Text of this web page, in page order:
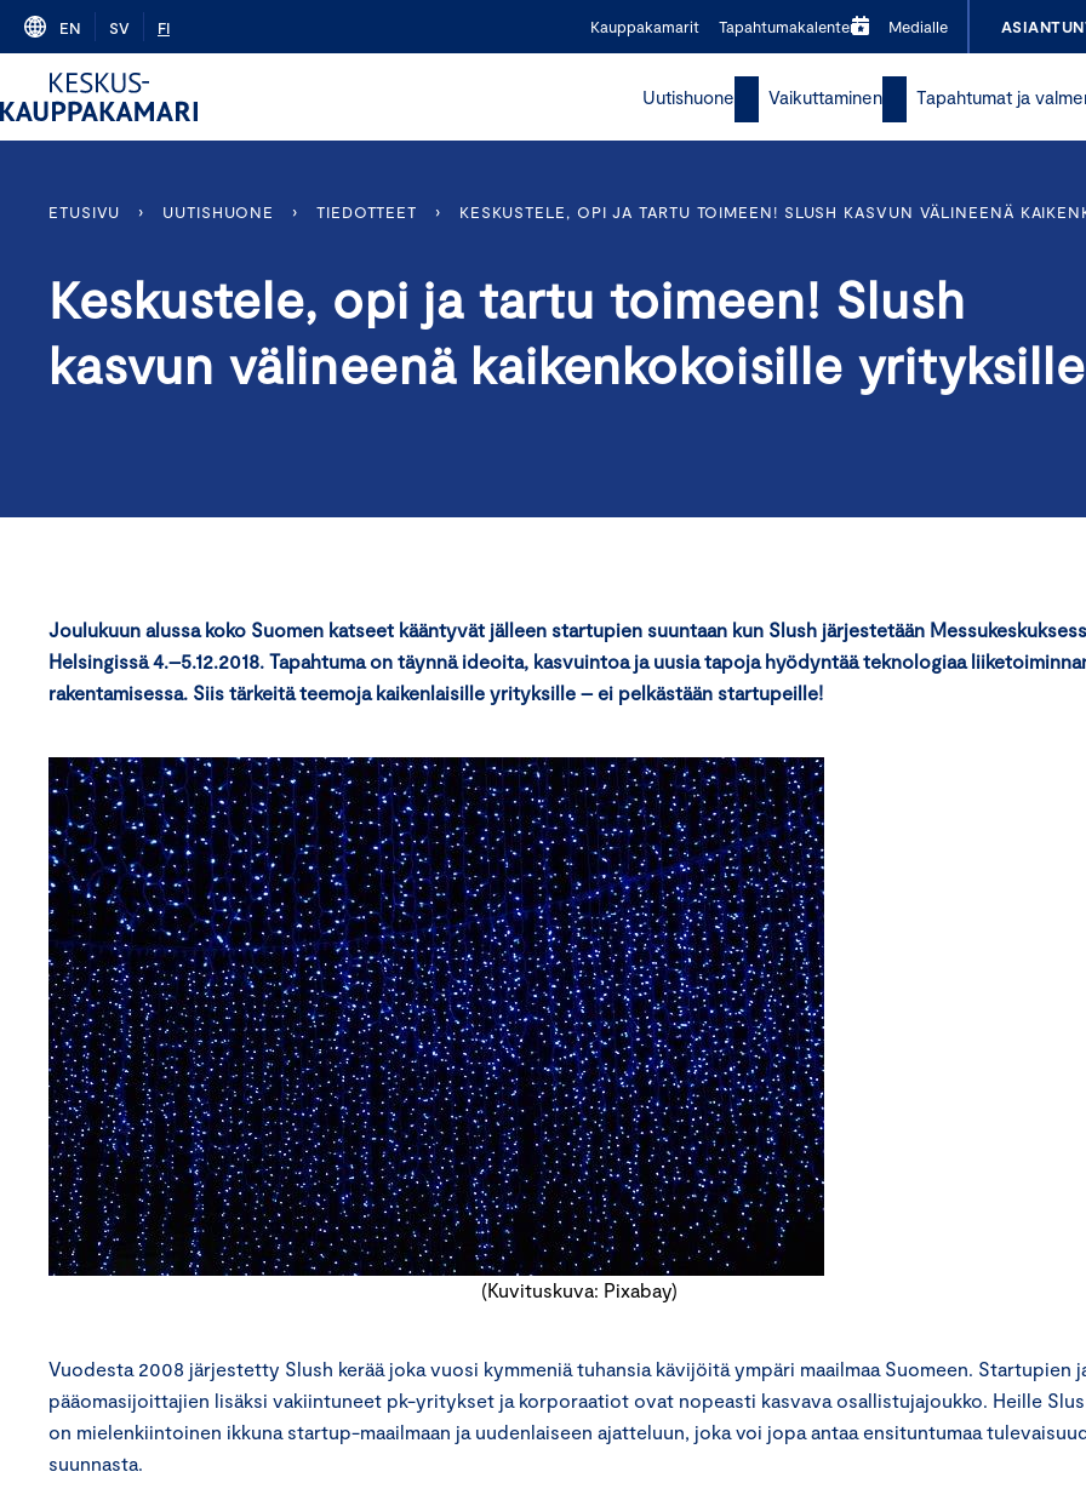
Skip
content
EN SV FI Kauppakamarit Tapahtumakalenteri Medialle
Uutishuone Vaikuttaminen Tapahtumat ja
ETUSIVU › UUTISHUONE › TIEDOTTEET › KESKUSTELE, OPI JA TARTU TOIMEEN! SLUSH KASVUN VÄLINEENÄ
Keskustele, opi ja tartu toimeen! Slush
kasvun välineenä kaikenkokoisille yrityksille
Joulukuun alussa koko Suomen katseet kääntyvät jälleen startupien suuntaan kun Slush järjestetään
Helsingissä 4.–5.12.2018. Tapahtuma on täynnä ideoita, kasvuintoa ja uusia tapoja hyödyntää teknologiaa
rakentamisessa. Siis tärkeitä teemoja kaikenlaisille yrityksille – ei pelkästään startupeille!
(Kuvituskuva: Pixabay)
Vuodesta 2008 järjestetty Slush kerää joka vuosi kymmeniä tuhansia kävijöitä ympäri maailmaa Suomeen. Startupien
pääomasijoittajien lisäksi vakiintuneet pk-yritykset ja korporaatiot ovat nopeasti kasvava osallistujajoukko. Heille
on mielenkiintoinen ikkuna startup-maailmaan ja uudenlaiseen ajatteluun, joka voi jopa antaa ensituntumaa
suunnasta.